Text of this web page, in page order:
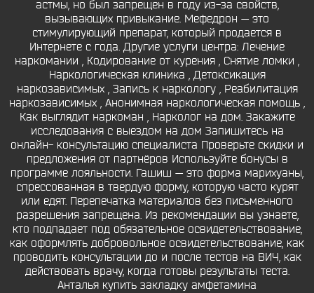
астмы, но был запрещен в году из-за свойств,
вызывающих привыкание. Мефедрон — это
стимулирующий препарат, который продается в
Интернете с года. Другие услуги центра: Лечение
наркомании , Кодирование от курения , Снятие ломки ,
Наркологическая клиника , Детоксикация
наркозависимых , Запись к наркологу , Реабилитация
наркозависимых , Анонимная наркологическая помощь ,
Как выглядит наркоман , Нарколог на дом. Закажите
исследования с выездом на дом Запишитесь на
онлайн- консультацию специалиста Проверьте скидки и
предложения от партнёров Используйте бонусы в
программе лояльности. Гашиш — это форма марихуаны,
спрессованная в твердую форму, которую часто курят
или едят. Перепечатка материалов без письменного
разрешения запрещена. Из рекомендации вы узнаете,
кто подпадает под обязательное освидетельствование,
как оформлять добровольное освидетельствование, как
проводить консультации до и после тестов на ВИЧ, как
действовать врачу, когда готовы результаты теста.
Анталья купить закладку амфетамина